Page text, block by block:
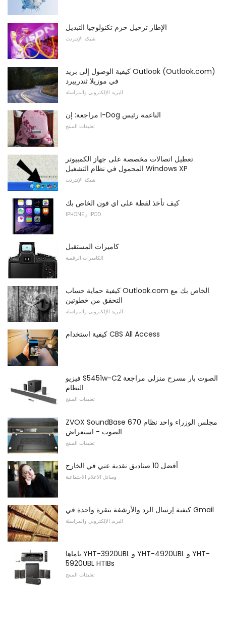
الإطار ترحيل حزم تكنولوجيا التبديل
شبكة الإنترنت
كيفية الوصول إلى بريد Outlook (Outlook.com)
في موزيلا ثندربيرد
البريد الإلكتروني والمراسلة
مراجعة: إن I-Dog الناعمة رئيس
تعليقات المنتج
تعطيل اتصالات مخصصة على جهاز الكمبيوتر
المحمول في نظام التشغيل Windows XP
شبكة الإنترنت
كيف تأخذ لقطة على اي فون الخاص بك
IPHONE و IPOD
كاميرات المستقبل
الكاميرات الرقمية
كيفية حماية حساب Outlook.com الخاص بك مع
التحقق من خطوتين
البريد الإلكتروني والمراسلة
كيفية استخدام CBS All Access
فيزيو S5451w-C2 الصوت بار مسرح منزلي مراجعة
النظام
تعليقات المنتج
ZVOX SoundBase 670 مجلس الوزراء واحد نظام
الصوت - استعراض
تعليقات المنتج
أفضل 10 صناديق نقدية عني في الخارج
وسائل الاعلام الاجتماعية
كيفية إرسال الرد والأرشفة بنقرة واحدة في Gmail
البريد الإلكتروني والمراسلة
ياماها YHT-3920UBL و YHT-4920UBL و YHT-
5920UBL HTIBs
تعليقات المنتج